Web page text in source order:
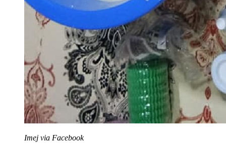
Imej via Facebook